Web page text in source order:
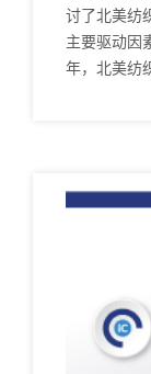
讨了北美纺
主要驱动因
年，北美纺